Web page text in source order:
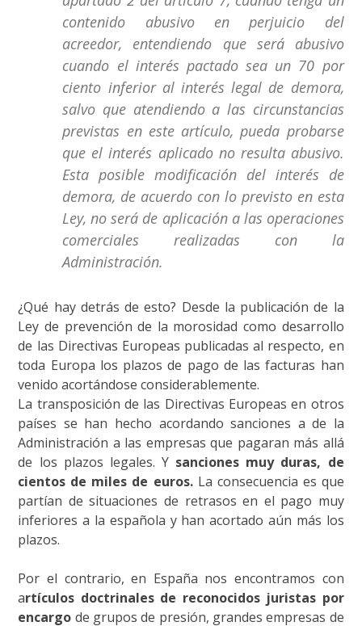
contenido abusivo en perjuicio del
acreedor, entendiendo que será abusivo
cuando el interés pactado sea un 70 por
ciento inferior al interés legal de demora,
salvo que atendiendo a las circunstancias
previstas en este artículo, pueda probarse
que el interés aplicado no resulta abusivo.
Esta posible modificación del interés de
demora, de acuerdo con lo previsto en esta
Ley, no será de aplicación a las operaciones
comerciales realizadas con la
Administración.
¿Qué hay detrás de esto? Desde la publicación de la
Ley de prevención de la morosidad como desarrollo
de las Directivas Europeas publicadas al respecto, en
toda Europa los plazos de pago de las facturas han
venido acortándose considerablemente.
La transposición de las Directivas Europeas en otros
países se han hecho acordando sanciones a de la
Administración a las empresas que pagaran más allá
de los plazos legales. Y sanciones muy duras, de
cientos de miles de euros.La consecuencia es que
partían de situaciones de retrasos en el pago muy
inferiores a la española y han acortado aún más los
plazos.
Por el contrario, en España nos encontramos con
artículos doctrinales de reconocidos juristas por
encargo de grupos de presión, grandes empresas de